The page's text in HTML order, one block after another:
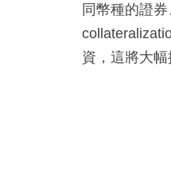
同幣種的證
資，這將大幅